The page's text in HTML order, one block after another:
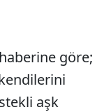
göre;
aşk